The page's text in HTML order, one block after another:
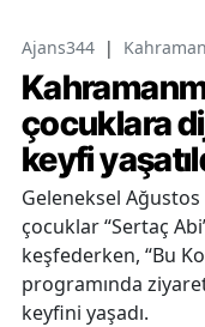
Ajans344 |
çocuklara
keyfi
Geleneksel Ağustos
çocuklar “Sertaç
keşfederken, “Bu
programında
keyfini yaşadı.